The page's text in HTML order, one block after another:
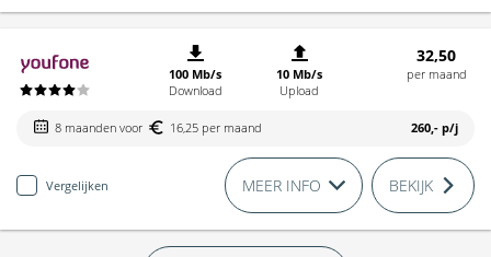
100 Mb/s
Download
10 Mb/s
Upload
32,50
per maand
8 maanden voor 16,25 per maand 260,- p/j
Vergelijken MEER INFO BEKIJK